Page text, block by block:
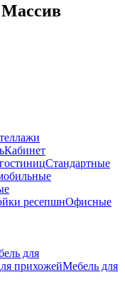
Кабинет
Стандартные
ресепшнОфисные
для
прихожейМебель для